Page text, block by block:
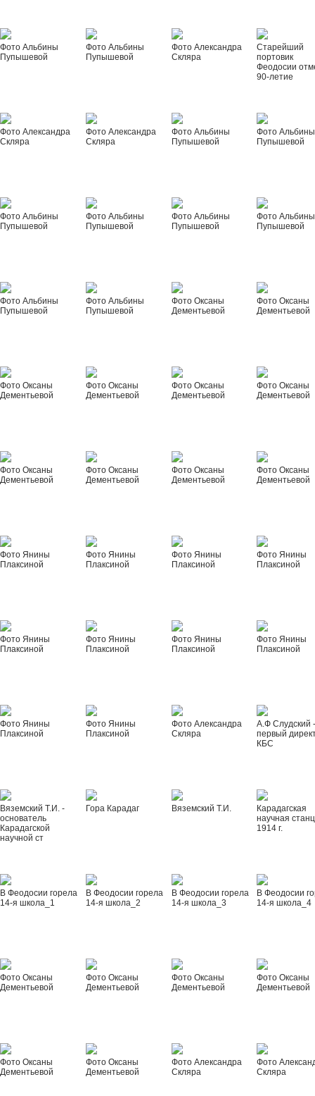
Фото Альбины
Пупышевой
Фото Альбины
Пупышевой
Фото Александра
Скляра
Старейший
портовик
Феодосии
90-летие
Фото Александра
Скляра
Фото Александра
Скляра
Фото Альбины
Пупышевой
Фото Альбины
Пупышевой
Фото Альбины
Пупышевой
Фото Альбины
Пупышевой
Фото Альбины
Пупышевой
Фото Альбины
Пупышевой
Фото Альбины
Пупышевой
Фото Альбины
Пупышевой
Фото Оксаны
Дементьевой
Фото Оксаны
Дементьевой
Фото Оксаны
Дементьевой
Фото Оксаны
Дементьевой
Фото Оксаны
Дементьевой
Фото Оксаны
Дементьевой
Фото Оксаны
Дементьевой
Фото Оксаны
Дементьевой
Фото Оксаны
Дементьевой
Фото Оксаны
Дементьевой
Фото Янины
Плаксиной
Фото Янины
Плаксиной
Фото Янины
Плаксиной
Фото Янины
Плаксиной
Фото Янины
Плаксиной
Фото Янины
Плаксиной
Фото Янины
Плаксиной
Фото Янины
Плаксиной
Фото Янины
Плаксиной
Фото Янины
Плаксиной
Фото Александра
Скляра
А.Ф Слудский
первый
КБС
Вяземский Т.И. -
основатель
Карадагской
научной ст
Гора Карадаг Вяземский Т.И.
Карадагская
научная
1914 г.
В Феодосии горела
14-я школа_1
В Феодосии горела
14-я школа_2
В Феодосии горела
14-я школа_3
В Феодосии
14-я школа_4
Фото Оксаны
Дементьевой
Фото Оксаны
Дементьевой
Фото Оксаны
Дементьевой
Фото Оксаны
Дементьевой
Фото Оксаны
Дементьевой
Фото Оксаны
Дементьевой
Фото Александра
Скляра
Фото
Скляра